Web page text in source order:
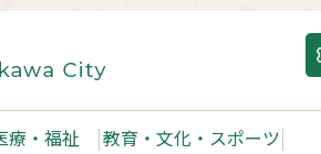
療・福祉 教育・文化・スポーツ